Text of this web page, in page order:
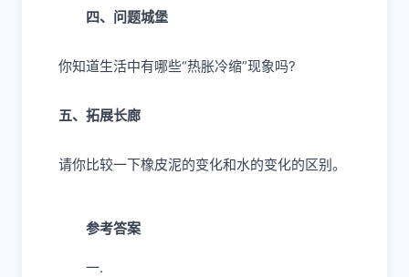
四、问题城堡
你知道生活中有哪些“热胀冷缩”现象吗?
五、拓展长廊
请你比较一下橡皮泥的变化和水的变化的区别。
参考答案
一.